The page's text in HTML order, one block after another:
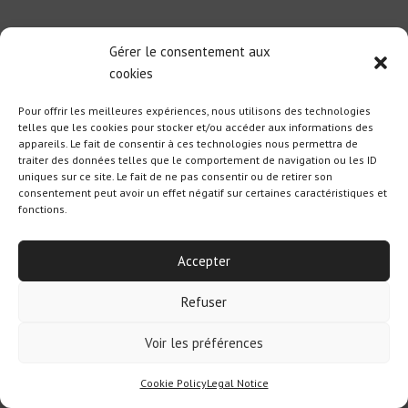
Gérer le consentement aux
cookies
Pour offrir les meilleures expériences, nous utilisons des technologies
telles que les cookies pour stocker et/ou accéder aux informations des
appareils. Le fait de consentir à ces technologies nous permettra de
traiter des données telles que le comportement de navigation ou les ID
uniques sur ce site. Le fait de ne pas consentir ou de retirer son
consentement peut avoir un effet négatif sur certaines caractéristiques et
fonctions.
Accepter
Refuser
Voir les préférences
Cookie PolicyLegal Notice